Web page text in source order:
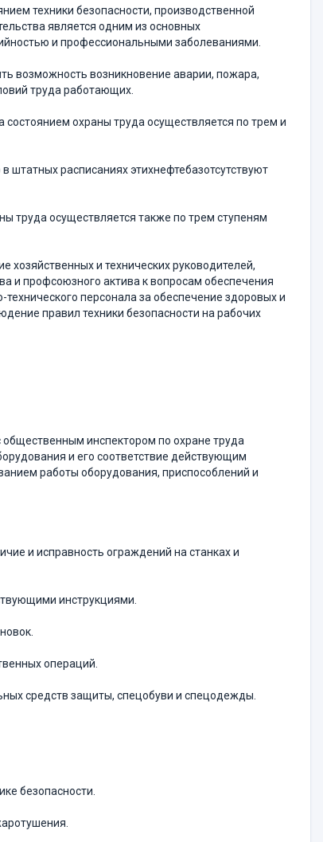
техники безопасности, производственной
является одним из основных
и профессиональными заболеваниями.
возможность возникновение аварии, пожара,
труда работающих.
охраны труда осуществляется по трем и
штатных расписаниях этихнефтебазотсутствуют
труда осуществляется также по трем ступеням
хозяйственных и технических руководителей,
и профсоюзного актива к вопросам обеспечения
персонала за обеспечение здоровых и
правил техники безопасности на рабочих
инспектором по охране труда
и его соответствие действующим
работы оборудования, приспособлений и
и исправность ограждений на станках и
инструкциями.
операций.
средств защиты, спецобуви и спецодежды.
безопасности.